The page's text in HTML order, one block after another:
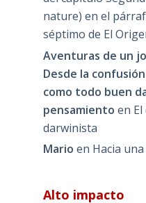
nature) en el
séptimo de El
Aventuras de un
Desde la
como todo buen
pensamiento en
darwinista
Mario en Hacia
Alto impacto